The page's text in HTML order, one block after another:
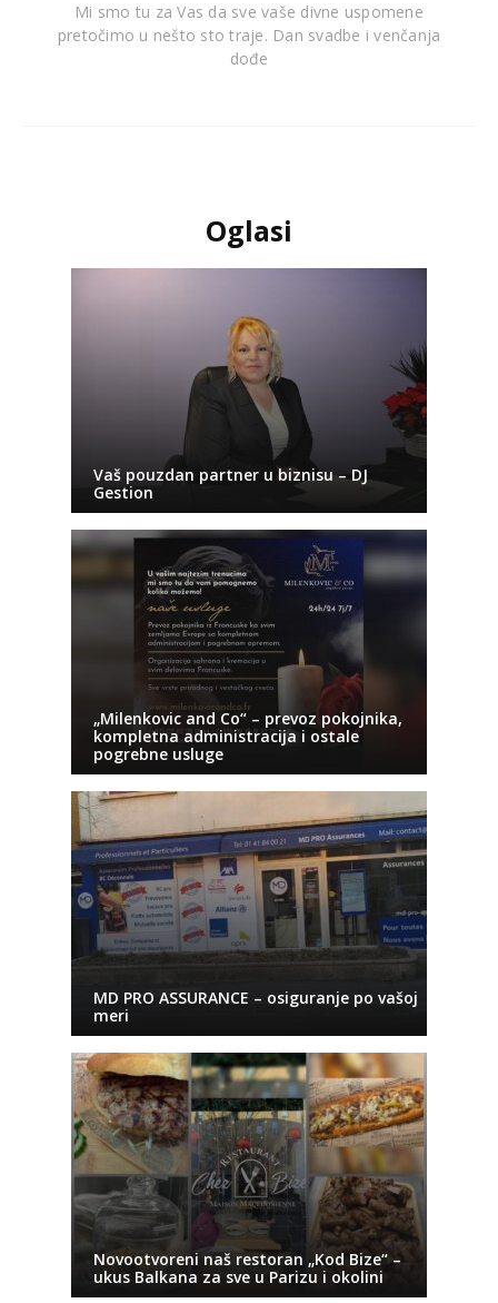
Mi smo tu za Vas da sve vaše divne uspomene
pretočimo u nešto sto traje. Dan svadbe i venčanja
dođe
Oglasi
Vaš pouzdan partner u biznisu – DJ
Gestion
„Milenkovic and Co“ – prevoz pokojnika,
kompletna administracija i ostale
pogrebne usluge
MD PRO ASSURANCE – osiguranje po vašoj
meri
Novootvoreni naš restoran „Kod Bize“ –
ukus Balkana za sve u Parizu i okolini